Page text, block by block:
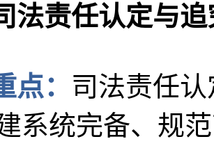
法责任认定与
点： 司法责任
系统完备、规